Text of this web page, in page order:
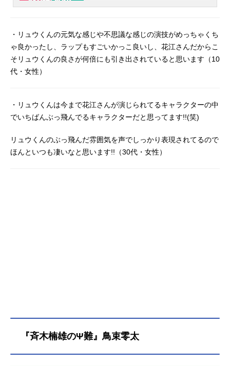
・リュウくんの元気な感じや不思議な感じの演技がめっちゃくち
ゃ良かったし、ラップもすごいかっこ良いし、花江さんだからこ
そリュウくんの良さが何倍にも引き出されていると思います（10
代・女性）
・リュウくんは今まで花江さんが演じられてるキャラクターの中
でいちばんぶっ飛んでるキャラクターだと思ってます!!(笑)
リュウくんのぶっ飛んだ雰囲気を声でしっかり表現されてるので
ほんといつも凄いなと思います!!（30代・女性）
『斉木楠雄のΨ難』鳥束零太